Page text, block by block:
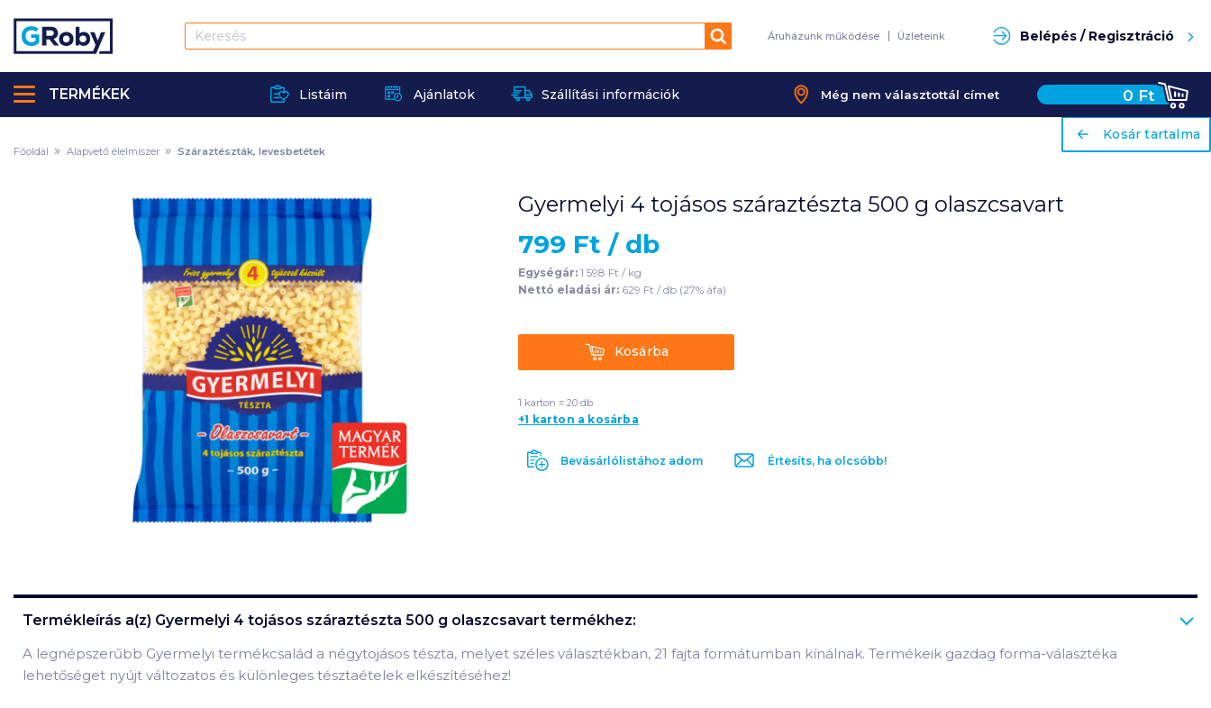
Keresés Áruházunk működése Üzleteink Belépés / Regisztráció
Listáim Ajánlatok Szállítási információk Még nem választottál címet 0 Ft
TERMÉKEK
ariaLabel
Kosár tartalma
Főoldal Alapvető élelmiszer Száraztészták, levesbetétek
Gyermelyi 4 tojásos száraztészta 500 g olaszcsavart
799 Ft / db
Egységár: 1 598 Ft / kg
Nettó eladási ár: 629 Ft / db (27% áfa)
KosárbaKosárba
1 karton = 20 db
+1 karton a kosárba
Bevásárlólistához adom Értesíts, ha olcsóbb!
Termékleírás a(z) Gyermelyi 4 tojásos száraztészta 500 g olaszcsavart termékhez:
A legnépszerűbb Gyermelyi termékcsalád a négytojásos tészta, melyet széles választékban, 21 fajta formátumban kínálnak. Termékeik gazdag forma-választéka
lehetőséget nyújt változatos és különleges tésztaételek elkészítéséhez!